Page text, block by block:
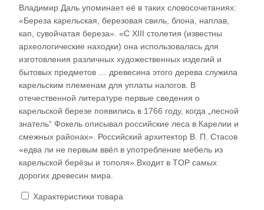
Владимир Даль упоминает её в таких словосочетаниях:
«Береза карельская, березовая свиль, блона, наплав,
кап, сувойчатая береза». «С XIII столетия (известны
археологические находки) она использовалась для
изготовления различных художественных изделий и
бытовых предметов … древесина этого дерева служила
карельским племенам для уплаты налогов. В
отечественной литературе первые сведения о
карельской березе появились в 1766 году, когда „лесной
знатель“ Фокель описывал российские леса в Карелии и
смежных районах». Российский архитектор В. П. Стасов
«едва ли не первым ввёл в употребление мебель из
карельской берёзы и тополя».Входит в TOP самых
дорогих древесин мира.
Характеристики товара